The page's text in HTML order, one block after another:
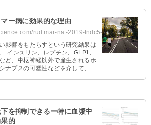
ー病に効果的な理由
rudimar-nat-2019-fndc5-ad/
影響をもたらすという研究結果は
インスリン、レプチン、GLP1、
ど、中枢神経以外で産生されるホ
ナプスの可塑性などを介して、認
を抑制できるー特に血漿中
的